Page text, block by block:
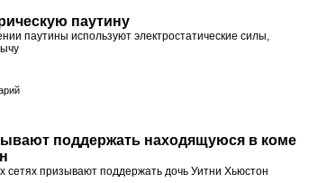
паутину
паутины используют электростатические силы,
поддержать находящуюся в коме
сетях призывают поддержать дочь Уитни Хьюстон